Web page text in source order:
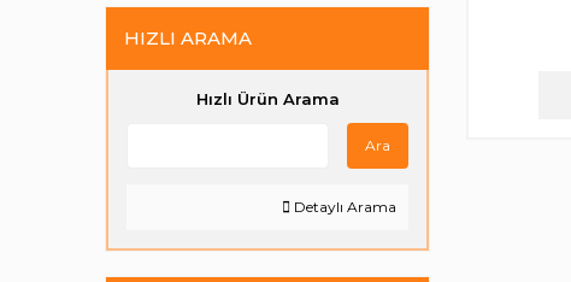
HIZLI ARAMA
Hızlı Ürün Arama
Ara
Detaylı Arama